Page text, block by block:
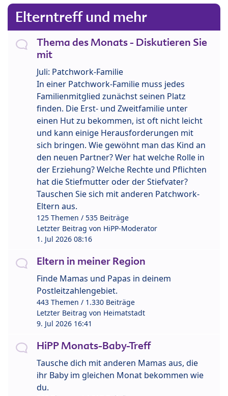
Elterntreff und mehr
Thema des Monats - Diskutieren Sie
mit
Juli: Patchwork-Familie
In einer Patchwork-Familie muss jedes
Familienmitglied zunächst seinen Platz
finden. Die Erst- und Zweitfamilie unter
einen Hut zu bekommen, ist oft nicht leicht
und kann einige Herausforderungen mit
sich bringen. Wie gewöhnt man das Kind an
den neuen Partner? Wer hat welche Rolle in
der Erziehung? Welche Rechte und Pflichten
hat die Stiefmutter oder der Stiefvater?
Tauschen Sie sich mit anderen Patchwork-
Eltern aus.
125 Themen / 535 Beiträge
Letzter Beitrag von HiPP-Moderator
1. Jul 2026 08:16
Eltern in meiner Region
Finde Mamas und Papas in deinem
Postleitzahlengebiet.
443 Themen / 1.330 Beiträge
Letzter Beitrag von Heimatstadt
9. Jul 2026 16:41
HiPP Monats-Baby-Treff
Tausche dich mit anderen Mamas aus, die
ihr Baby im gleichen Monat bekommen wie
du.